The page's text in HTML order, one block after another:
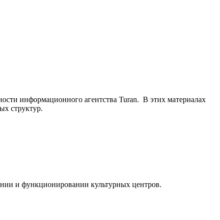
информационного агентства Turan. В этих материалах
структур.
и функционировании культурных центров.